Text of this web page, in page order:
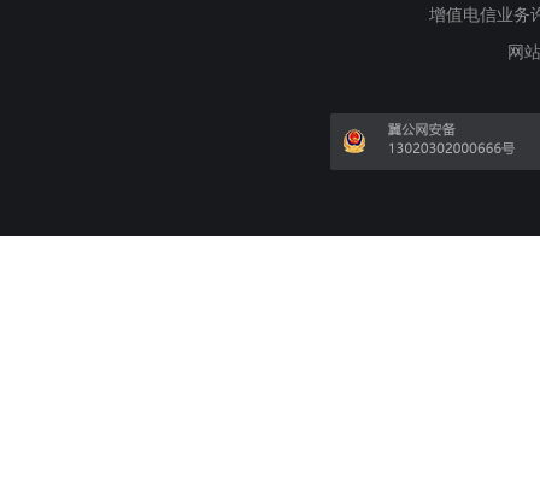
增值电信业务
网